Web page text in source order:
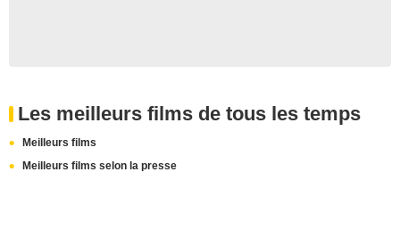
Les meilleurs films de tous les temps
Meilleurs films
Meilleurs films selon la presse